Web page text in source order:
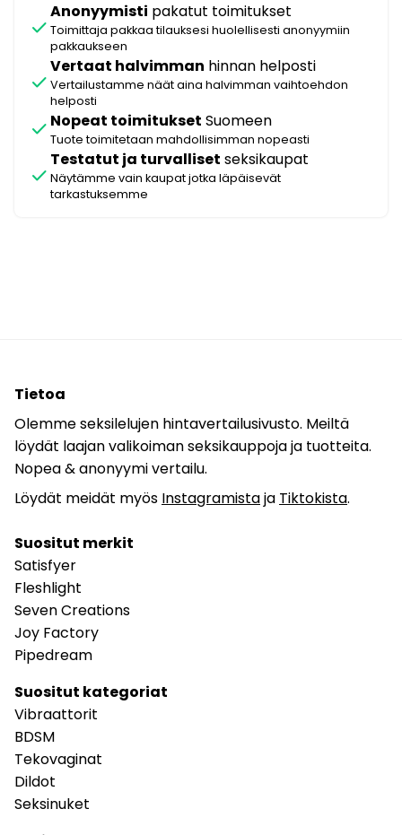
check
Anonyymisti pakatut toimitukset
Toimittaja pakkaa tilauksesi huolellisesti anonyymiin
pakkaukseen
check
Vertaat halvimman hinnan helposti
Vertailustamme näät aina halvimman vaihtoehdon
helposti
check Nopeat toimitukset Suomeen
Tuote toimitetaan mahdollisimman nopeasti
check
Testatut ja turvalliset seksikaupat
Näytämme vain kaupat jotka läpäisevät
tarkastuksemme
Tietoa
Olemme seksilelujen hintavertailusivusto. Meiltä
löydät laajan valikoiman seksikauppoja ja tuotteita.
Nopea & anonyymi vertailu.
Löydät meidät myös Instagramistaja Tiktokista.
Suositut merkit
Satisfyer
Fleshlight
Seven Creations
Joy Factory
Pipedream
Suositut kategoriat
Vibraattorit
BDSM
Tekovaginat
Dildot
Seksinuket